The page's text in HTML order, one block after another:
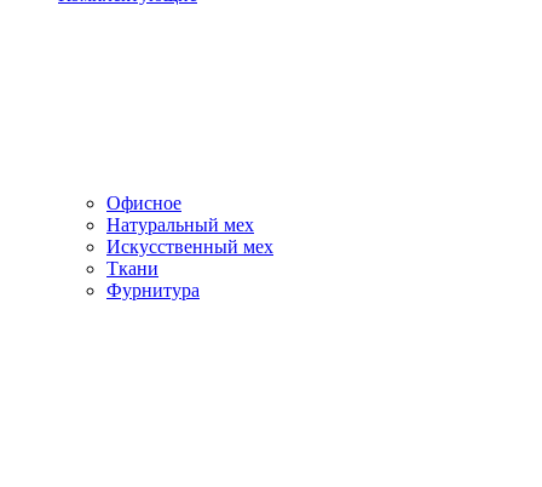
Офисное
Натуральный мех
Искусственный мех
Ткани
Фурнитура